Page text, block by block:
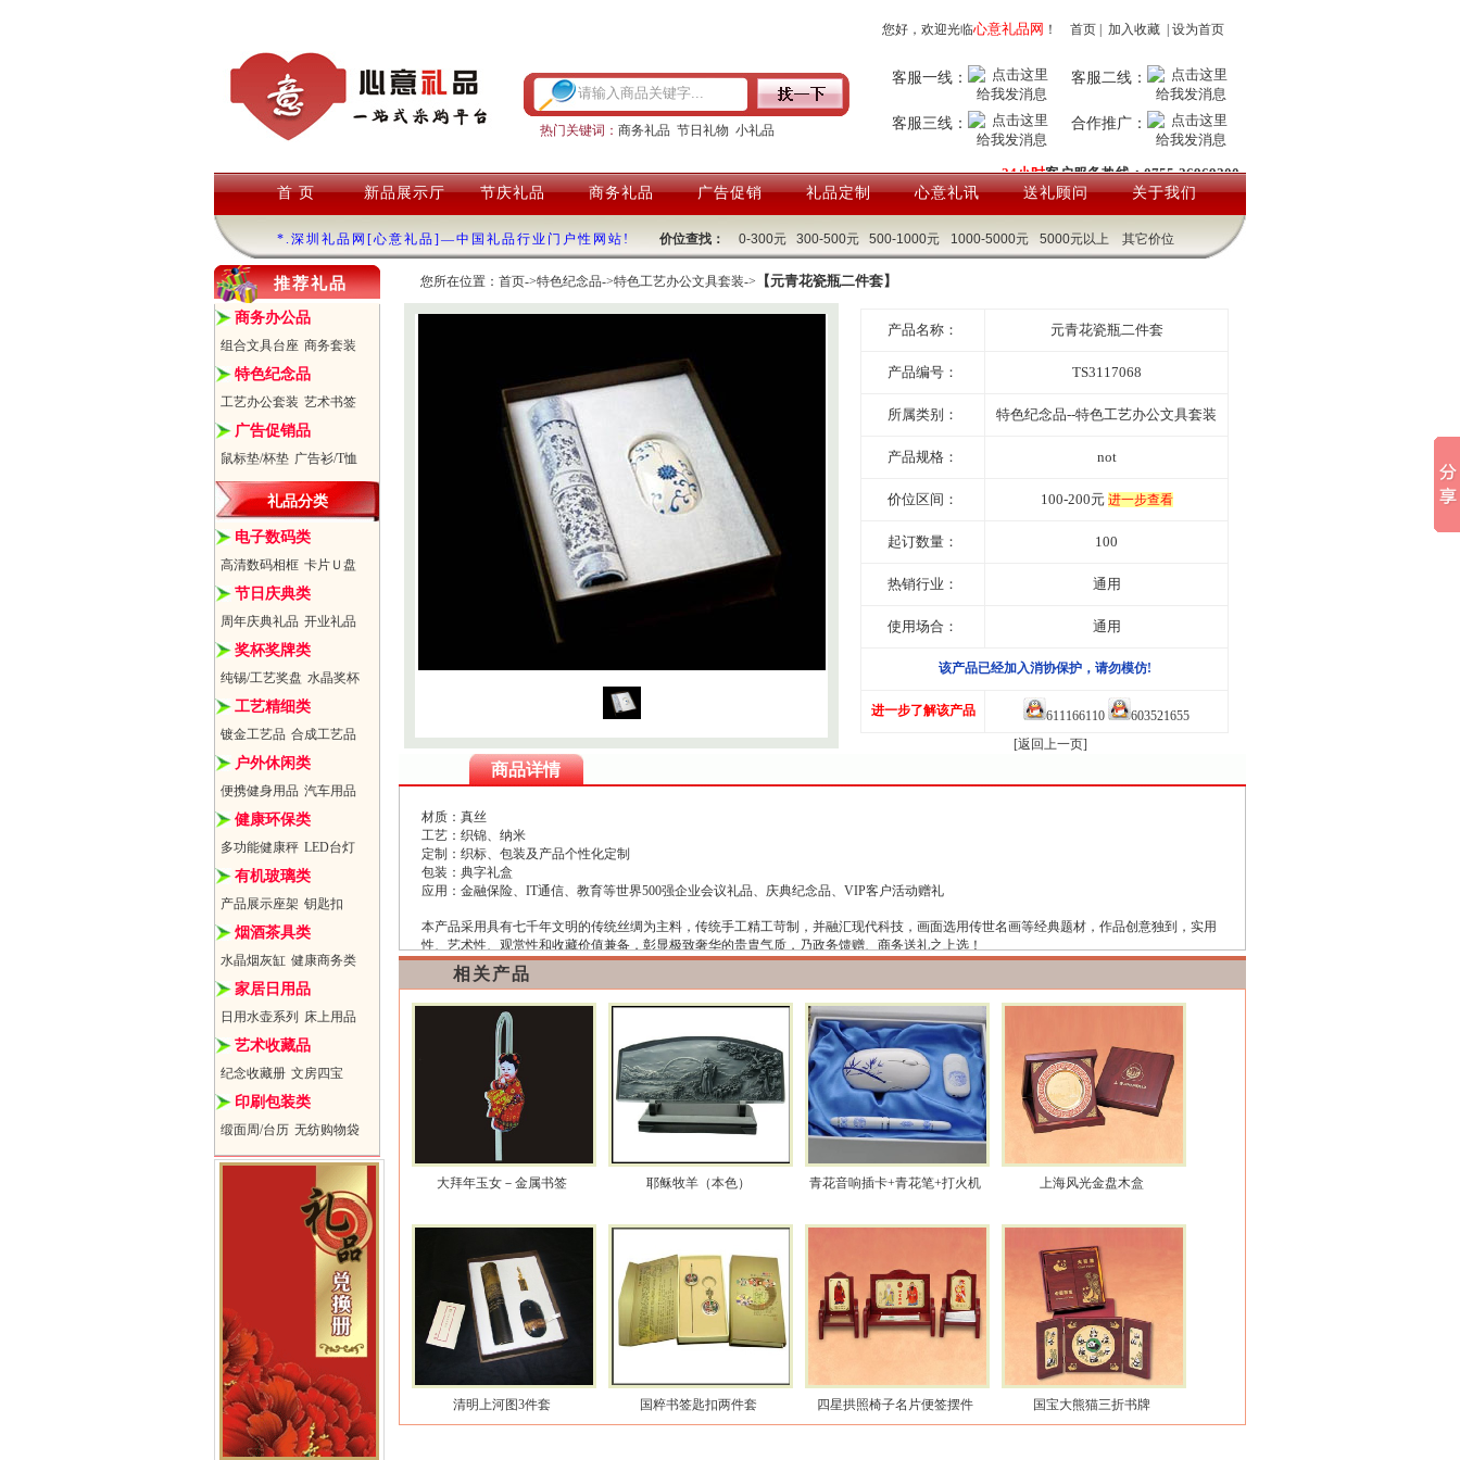
您好，欢迎光临心意礼品网 ！ 首页 加入收藏 设为首页
热门关键词： 商务礼品 节日礼物 小礼品
客服一线： 客服二线：
客服三线： 合作推广：
24小时客户服务热线：0755-26969200
首 页
新品展示厅 节庆礼品 商务礼品 广告促销 礼品定制 心意礼讯 送礼顾问 关于我们
*.深圳礼品网[心意礼品]—中国礼品行业门户性网站! 价位查找： 0-300元 300-500元 500-1000元 1000-5000元 5000元以上 其它价位
推荐礼品
商务办公品
组合文具台座 商务套装
特色纪念品
工艺办公套装 艺术书签
广告促销品
鼠标垫/杯垫 广告衫/T恤
礼品分类
电子数码类
高清数码相框 卡片Ｕ盘
节日庆典类
周年庆典礼品 开业礼品
奖杯奖牌类
纯锡/工艺奖盘 水晶奖杯
工艺精细类
镀金工艺品 合成工艺品
户外休闲类
便携健身用品 汽车用品
健康环保类
多功能健康秤 LED台灯
有机玻璃类
产品展示座架 钥匙扣
烟酒茶具类
水晶烟灰缸 健康商务类
家居日用品
日用水壶系列 床上用品
艺术收藏品
纪念收藏册 文房四宝
印刷包装类
缎面周/台历 无纺购物袋
您所在位置： 首页->特色纪念品->特色工艺办公文具套装-> 【元青花瓷瓶二件套】
产品名称： 元青花瓷瓶二件套
产品编号： TS3117068
所属类别： 特色纪念品--特色工艺办公文具套装
产品规格： not
价位区间： 100-200元 进一步查看
起订数量： 100
热销行业： 通用
使用场合： 通用
该产品已经加入消协保护，请勿模仿!
进一步了解该产品 611166110
603521655
[返回上一页]
商品详情
材质：真丝
工艺：织锦、纳米
定制：织标、包装及产品个性化定制
包装：典字礼盒
应用：金融保险、IT通信、教育等世界500强企业会议礼品、庆典纪念品、VIP客户活动赠礼
本产品采用具有七千年文明的传统丝绸为主料，传统手工精工苛制，并融汇现代科技，画面选用传世名画等经典题材，作品创意独到，实用
性、艺术性、观赏性和收藏价值兼备，彰显极致奢华的贵胄气质，乃政务馈赠、商务送礼之上选！
相关产品
大拜年玉女－金属书签 耶稣牧羊（本色） 青花音响插卡+青花笔+打火机 上海风光金盘木盒
清明上河图3件套 国粹书签匙扣两件套 四星拱照椅子名片便签摆件 国宝大熊猫三折书牌